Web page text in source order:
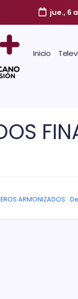
jue., 6
Inicio
ARMONIZADOS